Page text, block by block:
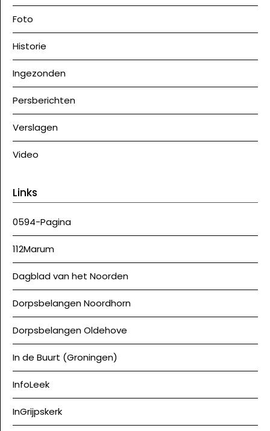
Foto
Historie
Ingezonden
Persberichten
Verslagen
Video
Links
0594-Pagina
112Marum
Dagblad van het Noorden
Dorpsbelangen Noordhorn
Dorpsbelangen Oldehove
In de Buurt (Groningen)
InfoLeek
InGrijpskerk